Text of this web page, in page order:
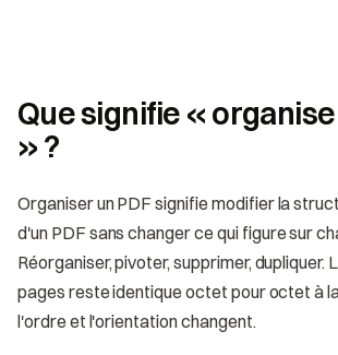
Que signifie «
» ?
Organiser un PDF signifie modifier la
d'un PDF sans changer ce qui figure sur
Réorganiser, pivoter, supprimer, dupliquer.
pages reste identique octet pour octet à
l'ordre et l'orientation changent.